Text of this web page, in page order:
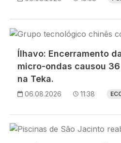
Imagem
Ílhavo: Encerramento
micro-ondas causou
na Teka.
06.08.2026 11:38
Imagem